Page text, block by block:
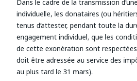
Dans le cadre de la transmission
individuelle, les donataires (ou
tenus d’attester, pendant toute la
engagement individuel, que les
de cette exonération sont
doit être adressée au service des
au plus tard le 31 mars).